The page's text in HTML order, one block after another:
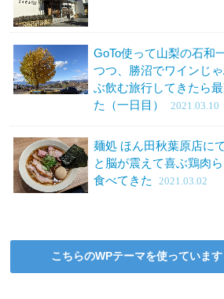
GoTo使って山梨の石和
つつ、勝沼でワインじ
ぶ飲む旅行してきたら
た（一日目）
2021.03.10
麺処 ほん田秋葉原店に
と脳が震えて喜ぶ鶏肉
食べてきた
2021.03.02
こちらのWPテーマを使っています